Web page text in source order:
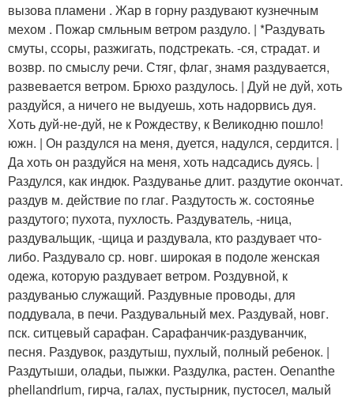
вызова пламени . Жар в горну раздувают кузнечным
мехом . Пожар смльным ветром раздуло. | *Раздувать
смуты, ссоры, разжигать, подстрекать. -ся, страдат. и
возвр. по смыслу речи. Стяг, флаг, знамя раздувается,
развевается ветром. Брюхо раздулось. | Дуй не дуй, хоть
раздуйся, а ничего не выдуешь, хоть надорвись дуя.
Хоть дуй-не-дуй, не к Рождеству, к Великодню пошло!
южн. | Он раздулся на меня, дуется, надулся, сердится. |
Да хоть он раздуйся на меня, хоть надсадись дуясь. |
Раздулся, как индюк. Раздуванье длит. раздутие окончат.
раздув м. действие по глаг. Раздутость ж. состоянье
раздутого; пухота, пухлость. Раздуватель, -ница,
раздувальщик, -щица и раздувала, кто раздувает что-
либо. Раздувало ср. новг. широкая в подоле женская
одежа, которую раздувает ветром. Роздувной, к
раздуванью служащий. Раздувные проводы, для
поддувала, в печи. Раздувальный мех. Раздувай, новг.
пск. ситцевый сарафан. Сарафанчик-раздуванчик,
песня. Раздувок, раздутыш, пухлый, полный ребенок. |
Раздутыши, оладьи, пыжки. Раздулка, растен. Оеnаnthе
рhеllаndrium, гирча, галах, пустырник, пустосел, малый